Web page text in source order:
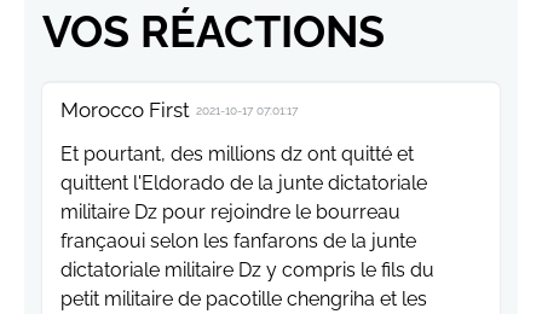
VOS RÉACTIONS
Morocco First 2021-10-17 07:01:17
Et pourtant, des millions dz ont quitté et
quittent l'Eldorado de la junte dictatoriale
militaire Dz pour rejoindre le bourreau
françaoui selon les fanfarons de la junte
dictatoriale militaire Dz y compris le fils du
petit militaire de pacotille chengriha et les